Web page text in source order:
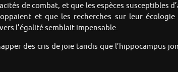
de combat, et que les espèces susceptibles
et que les recherches sur leur
l’égalité semblait impensable.
des cris de joie tandis que l’hippocampus